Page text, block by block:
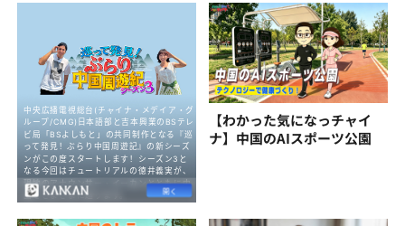
【わかった気になっチャイ
ナ】中国のAIスポーツ公園